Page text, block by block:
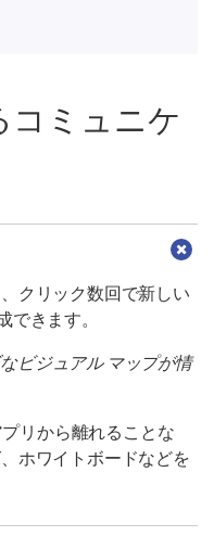
コミュニケ
クリック数回で新しい
できます。
ビジュアル マップが情
リから離れることな
ホワイトボードなどを